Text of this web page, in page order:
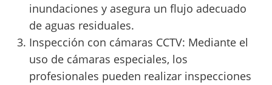
inundaciones y asegura un flujo adecuado
de aguas residuales.
Inspección con cámaras CCTV: Mediante el
uso de cámaras especiales, los
profesionales pueden realizar inspecciones